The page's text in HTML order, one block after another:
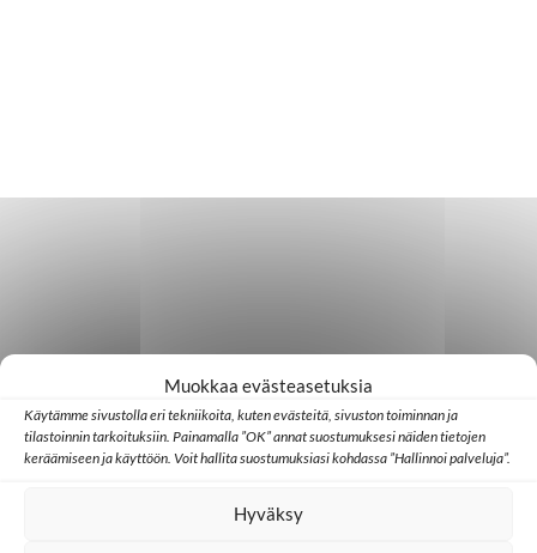
Muokkaa evästeasetuksia
Käytämme sivustolla eri tekniikoita, kuten evästeitä, sivuston toiminnan ja
tilastoinnin tarkoituksiin. Painamalla ”OK” annat suostumuksesi näiden tietojen
keräämiseen ja käyttöön. Voit hallita suostumuksiasi kohdassa ”Hallinnoi palveluja”.
Hyväksy